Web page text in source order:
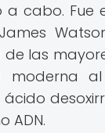
a cabo.
las
al
ADN.